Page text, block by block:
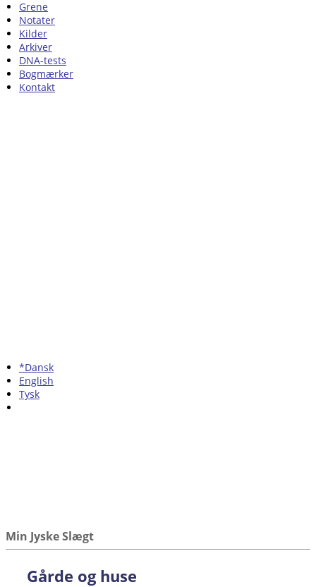
Grene
Notater
Kilder
Arkiver
DNA-tests
Bogmærker
Kontakt
*Dansk
English
Tysk
Min Jyske Slægt
Gårde og huse